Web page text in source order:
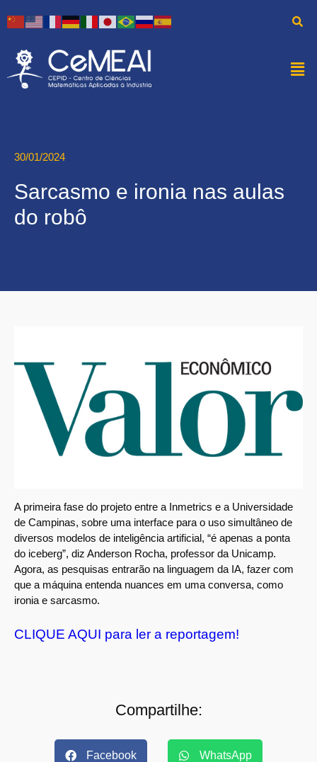
30/01/2024
Sarcasmo e ironia nas aulas
do robô
A primeira fase do projeto entre a Inmetrics e a Universidade
de Campinas, sobre uma interface para o uso simultâneo de
diversos modelos de inteligência artificial, “é apenas a ponta
do iceberg”, diz Anderson Rocha, professor da Unicamp.
Agora, as pesquisas entrarão na linguagem da IA, fazer com
que a máquina entenda nuances em uma conversa, como
ironia e sarcasmo.
CLIQUE AQUI para ler a reportagem!
Compartilhe:
Facebook WhatsApp